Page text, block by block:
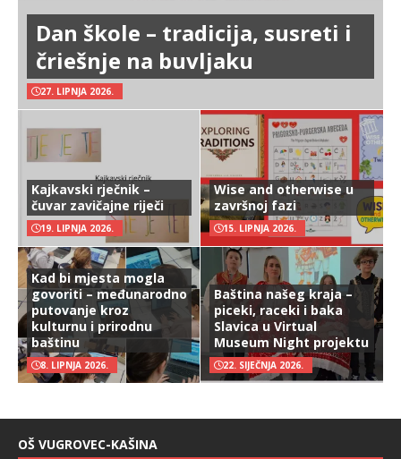
Dan škole – tradicija, susreti i
čriešnje na buvljaku
27. LIPNJA 2026.
Kajkavski rječnik –
čuvar zavičajne riječi
19. LIPNJA 2026.
Wise and otherwise u
završnoj fazi
15. LIPNJA 2026.
Kad bi mjesta mogla
govoriti – međunarodno
putovanje kroz
kulturnu i prirodnu
baštinu
8. LIPNJA 2026.
Baština našeg kraja –
piceki, raceki i baka
Slavica u Virtual
Museum Night projektu
22. SIJEČNJA 2026.
OŠ VUGROVEC-KAŠINA